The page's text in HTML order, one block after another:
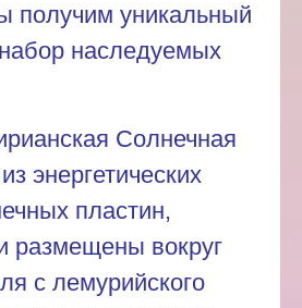
получим уникальный
наследуемых
Солнечная
энергетических
пластин,
размещены вокруг
с лемурийского